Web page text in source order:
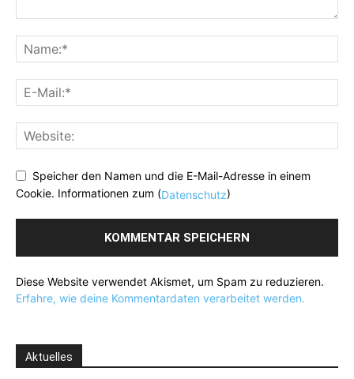
Speicher den Namen und die E-Mail-Adresse in einem
Cookie. Informationen zum (Datenschutz)
Diese Website verwendet Akismet, um Spam zu reduzieren.
Erfahre, wie deine Kommentardaten verarbeitet werden.
Aktuelles